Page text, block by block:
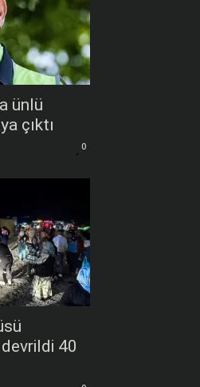
ünlü
çıktı
0
devrildi 40